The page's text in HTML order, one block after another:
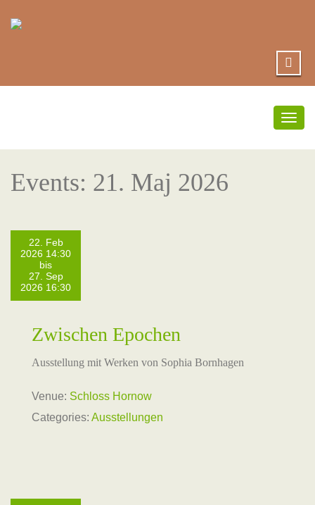
Events: 21. Maj 2026
22. Feb
2026 14:30
bis
27. Sep
2026 16:30
Zwischen Epochen
Ausstellung mit Werken von Sophia Bornhagen
Venue: Schloss Hornow
Categories: Ausstellungen